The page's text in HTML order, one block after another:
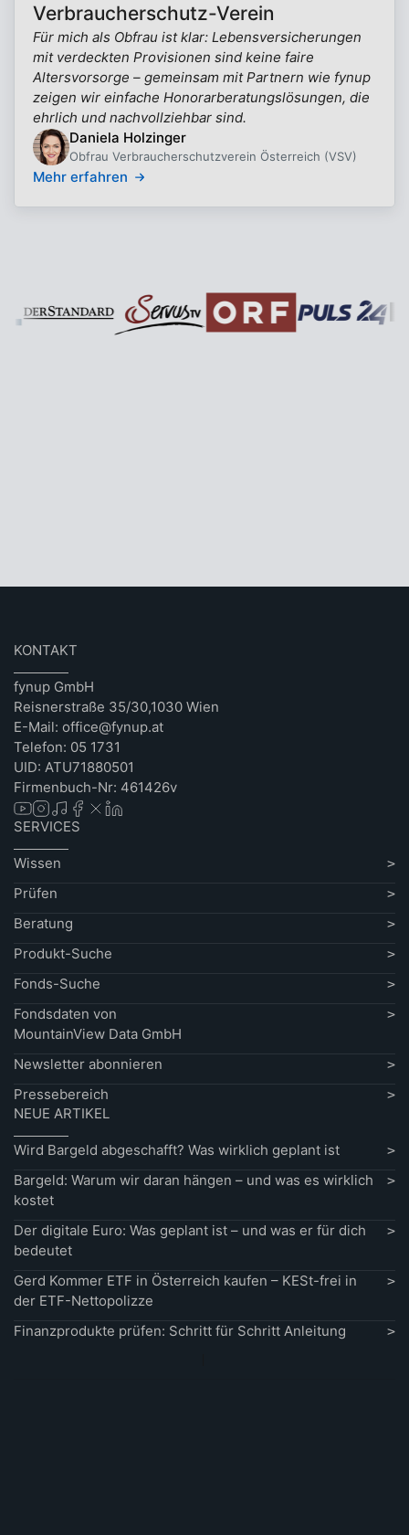
Verbraucherschutz-Verein
Für mich als Obfrau ist klar: Lebensversicherungen
mit verdeckten Provisionen sind keine faire
Altersvorsorge – gemeinsam mit Partnern wie fynup
zeigen wir einfache Honorarberatungslösungen, die
ehrlich und nachvollziehbar sind.
Daniela Holzinger
Obfrau Verbraucherschutzverein Österreich (VSV)
Mehr erfahren
KONTAKT
fynup GmbH
Reisnerstraße 35/30,1030 Wien
E-Mail: office@fynup.at
Telefon: 05 1731
UID: ATU71880501
Firmenbuch-Nr: 461426v
SERVICES
Wissen
Prüfen
Beratung
Produkt-Suche
Fonds-Suche
Fondsdaten von
MountainView Data GmbH
Newsletter abonnieren
Pressebereich
NEUE ARTIKEL
Wird Bargeld abgeschafft? Was wirklich geplant ist
Bargeld: Warum wir daran hängen – und was es wirklich
kostet
Der digitale Euro: Was geplant ist – und was er für dich
bedeutet
Gerd Kommer ETF in Österreich kaufen – KESt-frei in
der ETF-Nettopolizze
Finanzprodukte prüfen: Schritt für Schritt Anleitung